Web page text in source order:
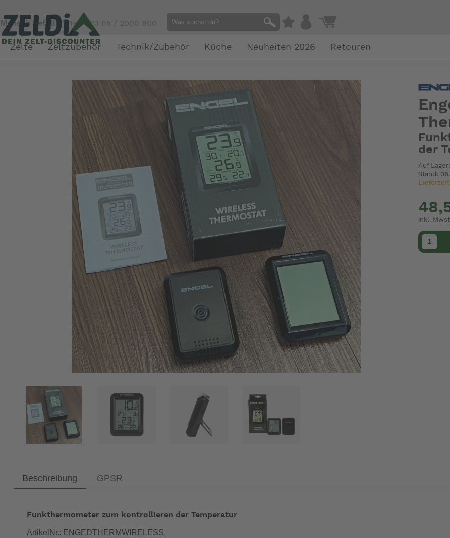
Mensch gefällig? Tel. 023 65 / 2000 800
Zelte Zeltzubehör Technik/Zubehör Küche Neuheiten 2026 Retouren
der
Auf
Stand:
inkl.
Beschreibung GPSR
Funkthermometer zum kontrollieren der Temperatur
ArtikelNr.: ENGEDTHERMWIRELESS